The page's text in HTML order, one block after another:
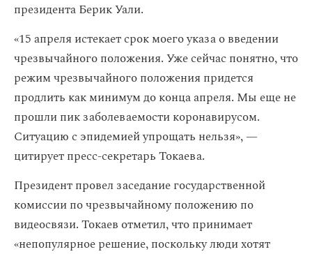
президента Берик Уали.
«15 апреля истекает срок моего указа о введении
чрезвычайного положения. Уже сейчас понятно, что
режим чрезвычайного положения придется
продлить как минимум до конца апреля. Мы еще не
прошли пик заболеваемости коронавирусом.
Ситуацию с эпидемией упрощать нельзя», —
цитирует пресс-секретарь Токаева.
Президент провел заседание государственной
комиссии по чрезвычайному положению по
видеосвязи. Токаев отметил, что принимает
«непопулярное решение, поскольку люди хотят